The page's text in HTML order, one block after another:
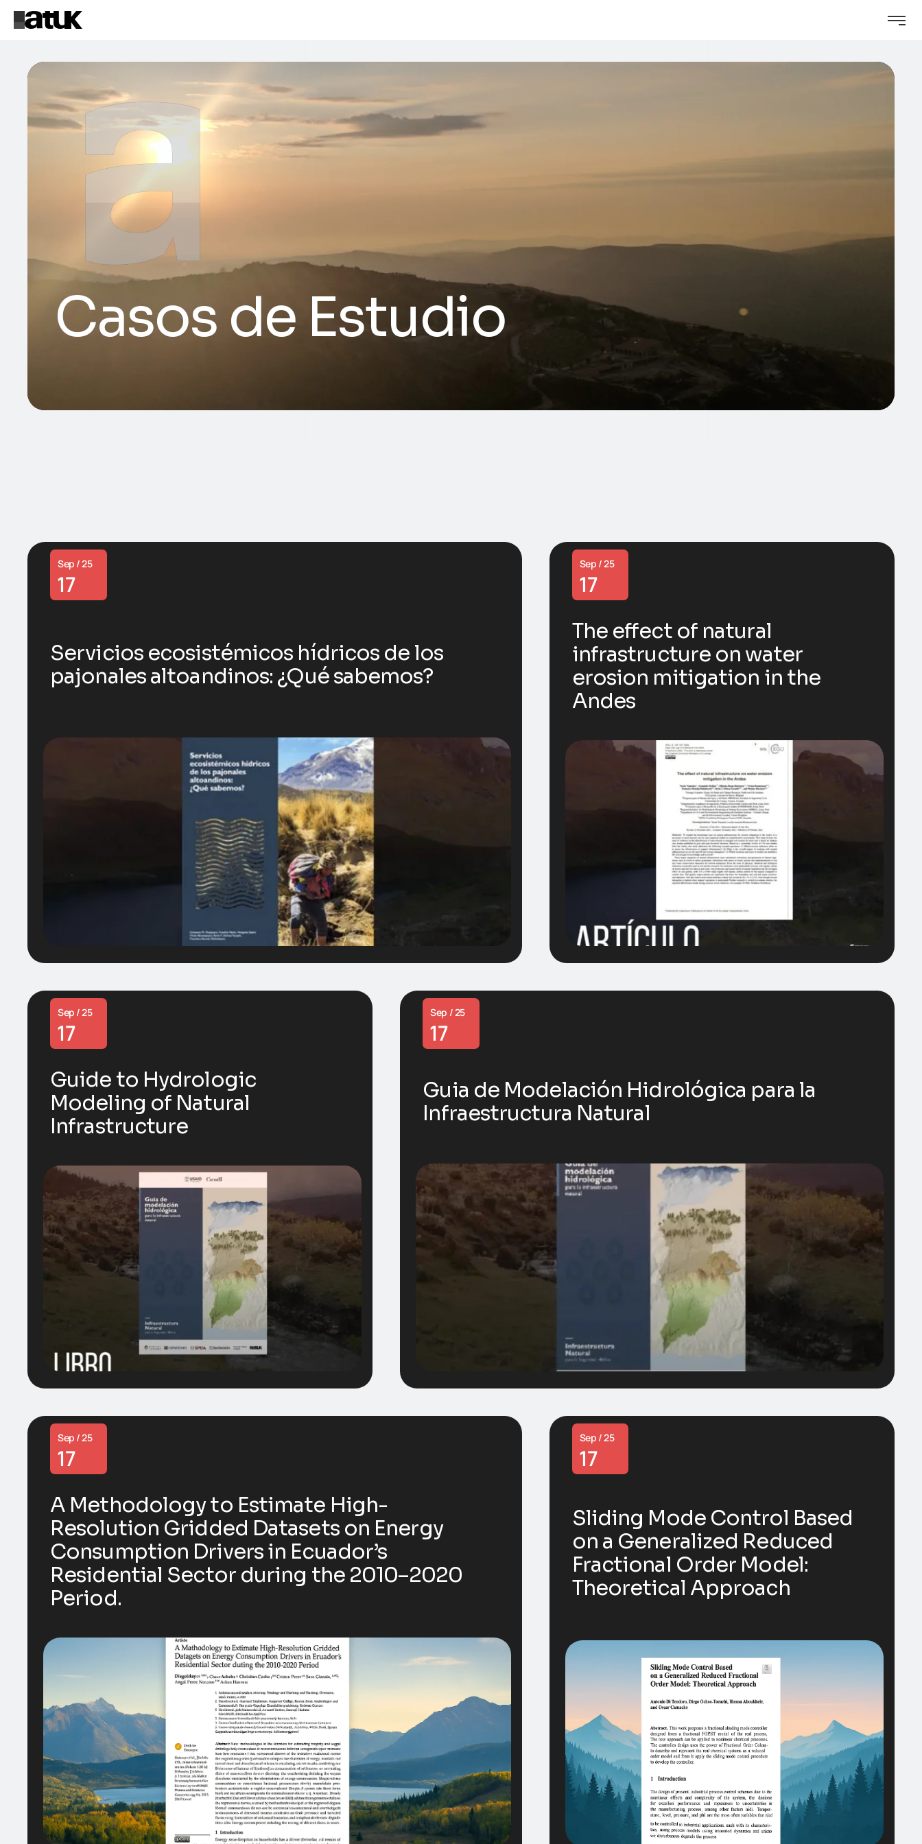
Casos de Estudio
Sep / 25
17
Servicios ecosistémicos hídricos de los
pajonales altoandinos: ¿Qué sabemos?
Sep / 25
17
The effect of natural
infrastructure on water
erosion mitigation in the
Andes
Sep / 25
17
Guide to Hydrologic
Modeling of Natural
Infrastructure
Sep / 25
17
Guia de Modelación Hidrológica para la
Infraestructura Natural
Sep / 25
17
A Methodology to Estimate High-
Resolution Gridded Datasets on Energy
Consumption Drivers in Ecuador’s
Residential Sector during the 2010–2020
Period.
Sep / 25
17
Sliding Mode Control Based
on a Generalized Reduced
Fractional Order Model:
Theoretical Approach